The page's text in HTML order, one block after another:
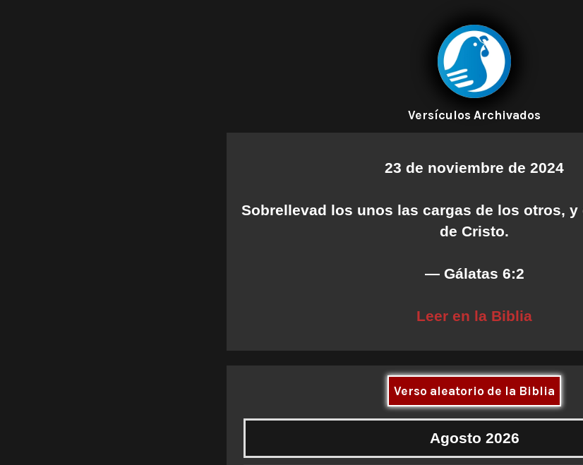
Versículos Archivados
23 de noviembre de 2024
Sobrellevad los unos las cargas de los otros,
de Cristo.
— Gálatas 6:2
Leer en la Biblia
Verso aleatorio de la Biblia
Agosto 2026